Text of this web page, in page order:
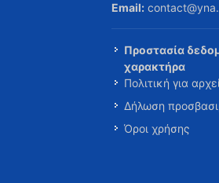
Email:
Προστασία
χαρακτήρα
Πολιτική για
Δήλωση
Όροι χρήσης